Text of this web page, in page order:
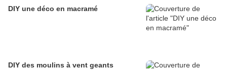
DIY une déco en macramé
DIY des moulins à vent geants